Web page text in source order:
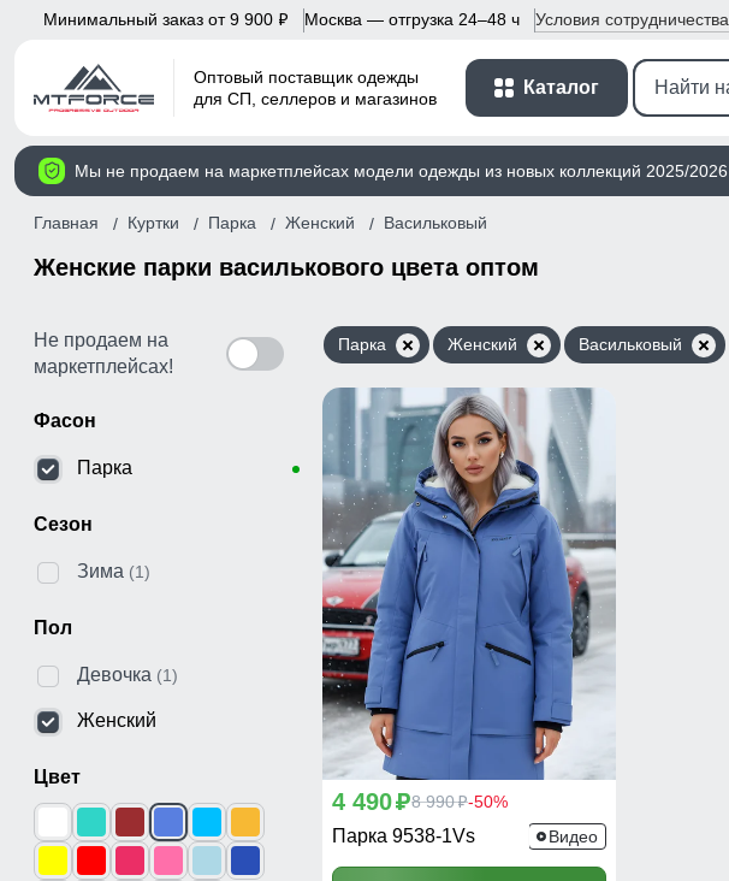
Минимальный заказ от 9 900 p Москва — отгрузка 24–48 ч Условия сотрудничества
Оптовый поставщик одежды
для СП, селлеров и магазинов
Каталог
Мы не продаем на маркетплейсах модели одежды из новых коллекций 2025/2026
Главная Куртки Парка Женский Васильковый
Женские парки василькового цвета оптом
Не продаем на
маркетплейсах!
Фасон
Парка
Сезон
Зима (1)
Пол
Девочка (1)
Женский
Цвет
Парка Женский Васильковый
4 490p8 990p-50%
Парка 9538-1Vs Видео